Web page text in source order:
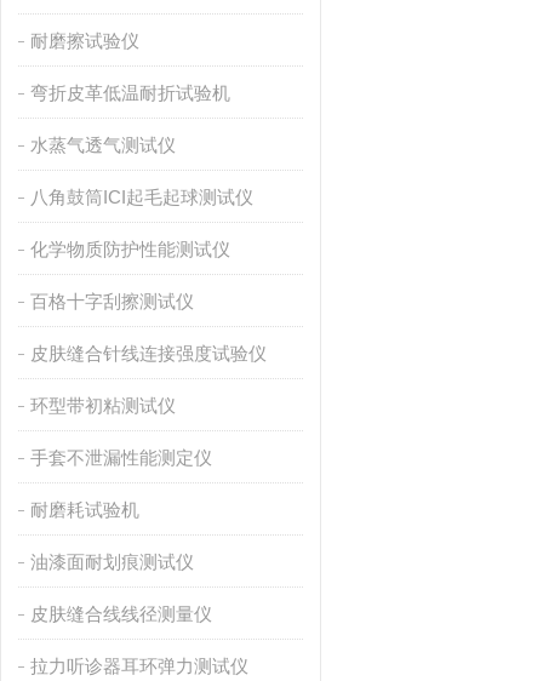
耐磨擦试验仪
弯折皮革低温耐折试验机
水蒸气透气测试仪
八角鼓筒ICI起毛起球测试仪
化学物质防护性能测试仪
百格十字刮擦测试仪
皮肤缝合针线连接强度试验仪
环型带初粘测试仪
手套不泄漏性能测定仪
耐磨耗试验机
油漆面耐划痕测试仪
皮肤缝合线线径测量仪
拉力听诊器耳环弹力测试仪